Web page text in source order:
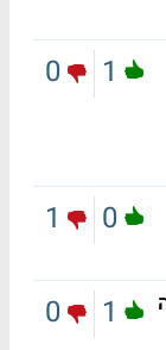
1
0
0
1
1
0